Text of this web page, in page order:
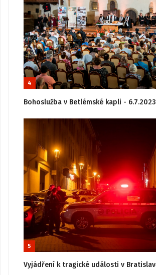
4
Bohoslužba v Betlémské kapli - 6.7.2023
5
Vyjádření k tragické události v